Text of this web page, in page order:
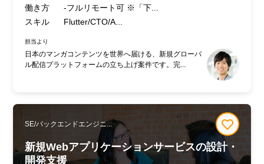
働き方
-フルリモート可 ※「下...
スキル
Flutter/CTO/A...
担当より
日本のマンガコンテンツを世界へ届ける、新規グローバ
ル配信プラットフォームの立ち上げ案件です。完...
SE/バックエンドエンジニ...
新規Webアプリケーションサービスの設計・
開発支援